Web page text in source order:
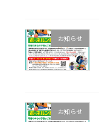
お知らせ
お知らせ